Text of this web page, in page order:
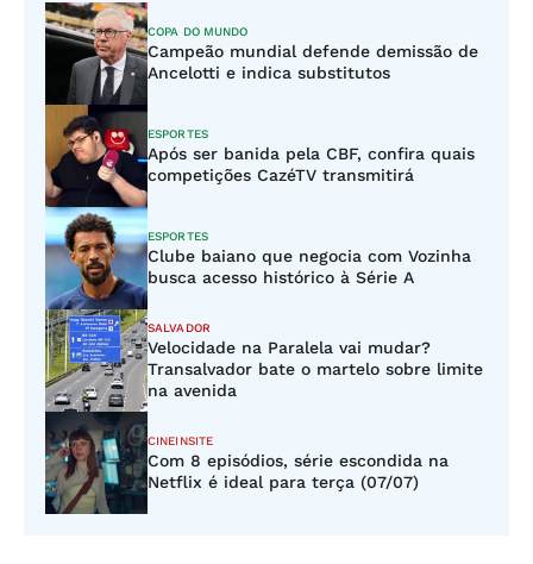
COPA DO MUNDO
Campeão mundial defende demissão de
Ancelotti e indica substitutos
ESPORTES
Após ser banida pela CBF, confira quais
competições CazéTV transmitirá
ESPORTES
Clube baiano que negocia com Vozinha
busca acesso histórico à Série A
SALVADOR
Velocidade na Paralela vai mudar?
Transalvador bate o martelo sobre limite
na avenida
CINEINSITE
Com 8 episódios, série escondida na
Netflix é ideal para terça (07/07)